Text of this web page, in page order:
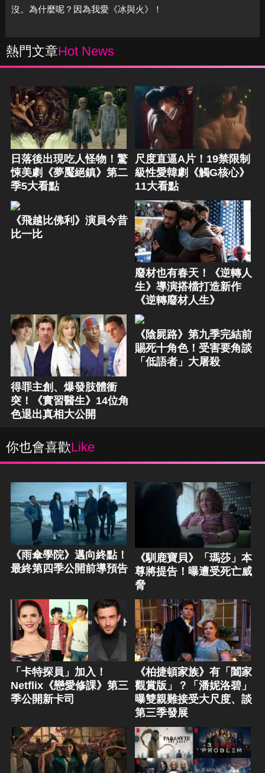
沒。為什麼呢？因為我愛《冰與火》！
熱門文章Hot News
日落後出現吃人怪物！驚
悚美劇《夢魘絕鎮》第二
季5大看點
尺度直逼A片！19禁限制
級性愛韓劇《觸G核心》
11大看點
《飛越比佛利》演員今昔
比一比
廢材也有春天！《逆轉人
生》導演搭檔打造新作
《逆轉廢材人生》
得罪主創、爆發肢體衝
突！《實習醫生》14位角
色退出真相大公開
《陰屍路》第九季完結前
賜死十角色！受害要角談
「低語者」大屠殺
你也會喜歡Like
《雨傘學院》邁向終點！
最終第四季公開前導預告
《馴鹿寶貝》「瑪莎」本
尊將提告！曝遭受死亡威
脅
「卡特探員」加入！
Netflix《戀愛修課》第三
季公開新卡司
《柏捷頓家族》有「闔家
觀賞版」？「潘妮洛碧」
曝雙親難接受大尺度、談
第三季發展